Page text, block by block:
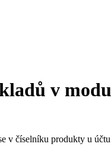
v
v číselníku produkty u